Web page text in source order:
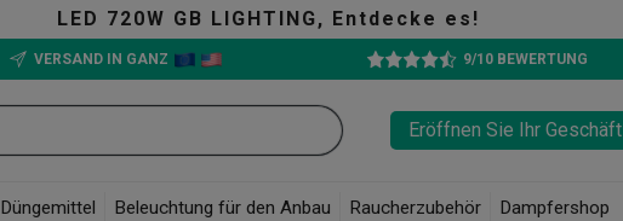
LED 720W GB LIGHTING, Entdecke es!
VERSAND IN GANZ 9/10 BEWERTUNG
Eröffnen Sie Ihr Geschäft
Düngemittel Beleuchtung für den Anbau Raucherzubehör Dampfershop